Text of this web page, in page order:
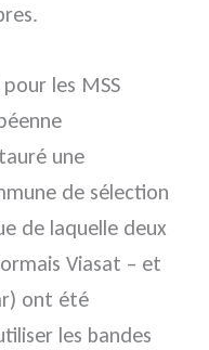
les MSS
une
de sélection
de laquelle deux
Viasat – et
ont été
les bandes